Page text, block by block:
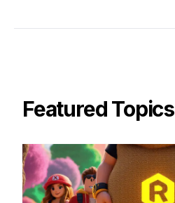
Featured Topics